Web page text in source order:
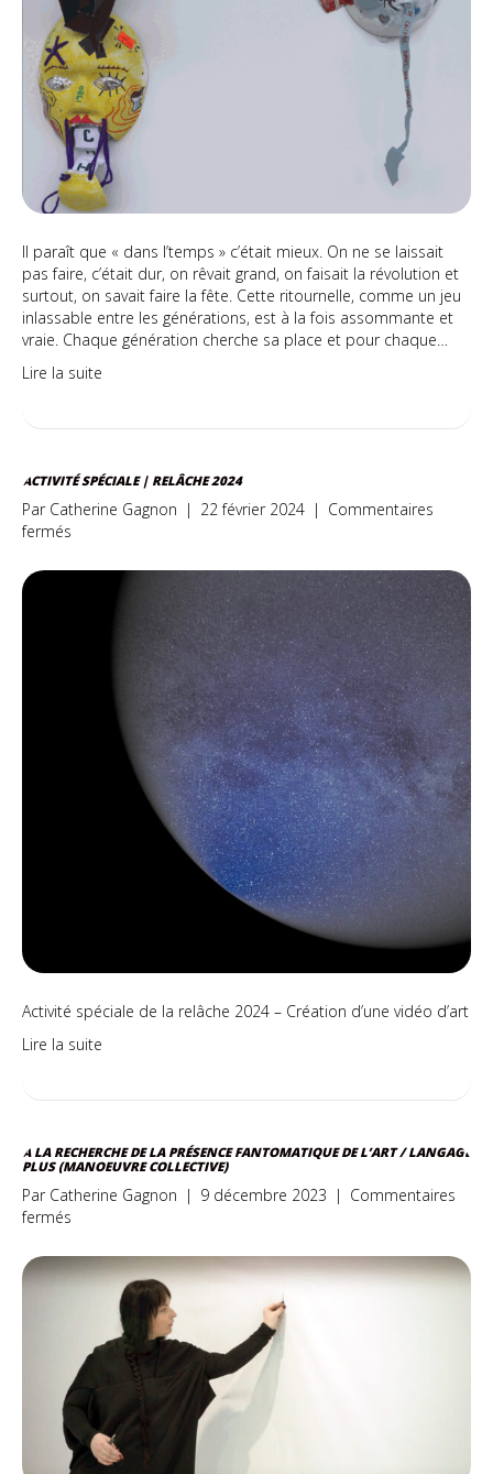
Il paraît que « dans l’temps » c’était mieux. On ne se laissait
pas faire, c’était dur, on rêvait grand, on faisait la révolution et
surtout, on savait faire la fête. Cette ritournelle, comme un jeu
inlassable entre les générations, est à la fois assommante et
vraie. Chaque génération cherche sa place et pour chaque…
Lire la suite
ACTIVITÉ SPÉCIALE | RELÂCHE 2024
Par Catherine Gagnon | 22 février 2024 | Commentaires
fermés
spéciale
Activité spéciale de la relâche 2024 – Création d’une vidéo d’art
Lire la suite
À LA RECHERCHE DE LA PRÉSENCE FANTOMATIQUE DE L’ART / LANGAGE
PLUS (MANOEUVRE COLLECTIVE)
Par Catherine Gagnon | 9 décembre 2023 | Commentaires
fermés
la
recherche
présence
fantomatique
de
l’art
/
Langage